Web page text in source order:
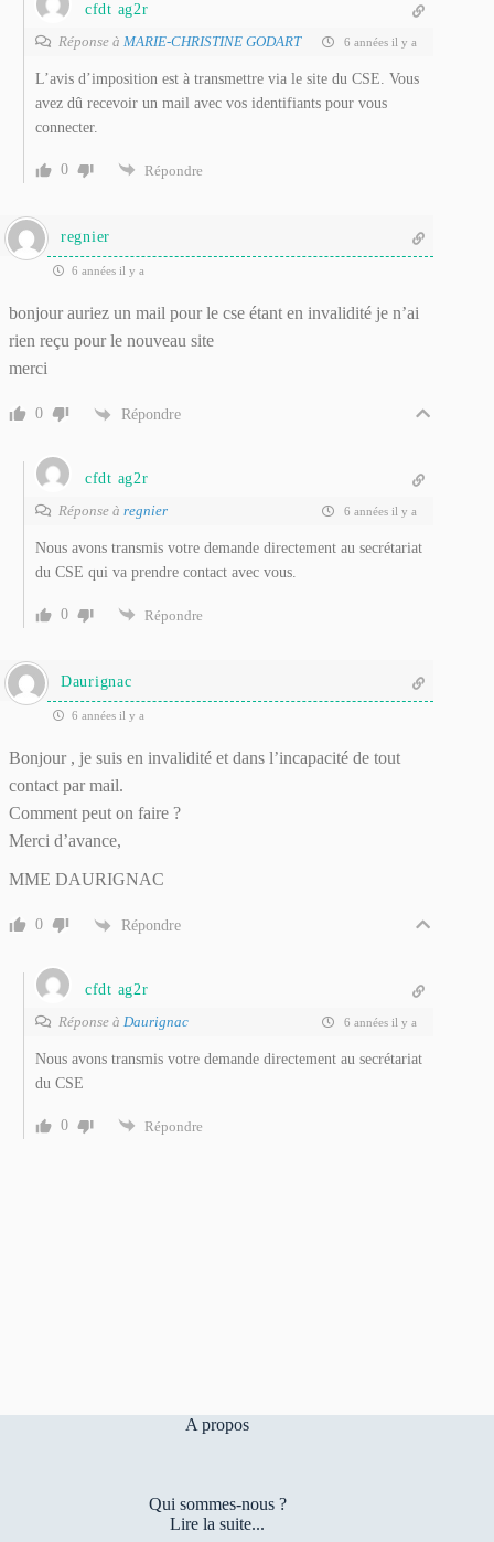
cfdt ag2r
Réponse à MARIE-CHRISTINE GODART 6 années il y a
L’avis d’imposition est à transmettre via le site du CSE. Vous
avez dû recevoir un mail avec vos identifiants pour vous
connecter.
0 Répondre
regnier
6 années il y a
bonjour auriez un mail pour le cse étant en invalidité je n’ai
rien reçu pour le nouveau site
merci
0 Répondre
cfdt ag2r
Réponse à regnier 6 années il y a
Nous avons transmis votre demande directement au secrétariat
du CSE qui va prendre contact avec vous.
0 Répondre
Daurignac
6 années il y a
Bonjour , je suis en invalidité et dans l’incapacité de tout
contact par mail.
Comment peut on faire ?
Merci d’avance,
MME DAURIGNAC
0 Répondre
cfdt ag2r
Réponse à Daurignac 6 années il y a
Nous avons transmis votre demande directement au secrétariat
du CSE
0 Répondre
A propos
Qui sommes-nous ?
Lire la suite...